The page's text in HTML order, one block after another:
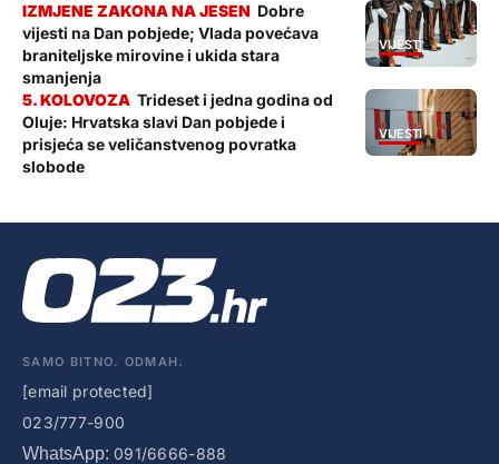
VIJESTI
Dobre
vijesti na Dan pobjede; Vlada povećava
braniteljske mirovine i ukida stara
smanjenja
VIJESTI
Trideset i jedna godina od
Oluje: Hrvatska slavi Dan pobjede i
prisjeća se veličanstvenog povratka
slobode
SAMO BITNO. ODMAH.
[email protected]
023/777-900
WhatsApp: 091/6666-888